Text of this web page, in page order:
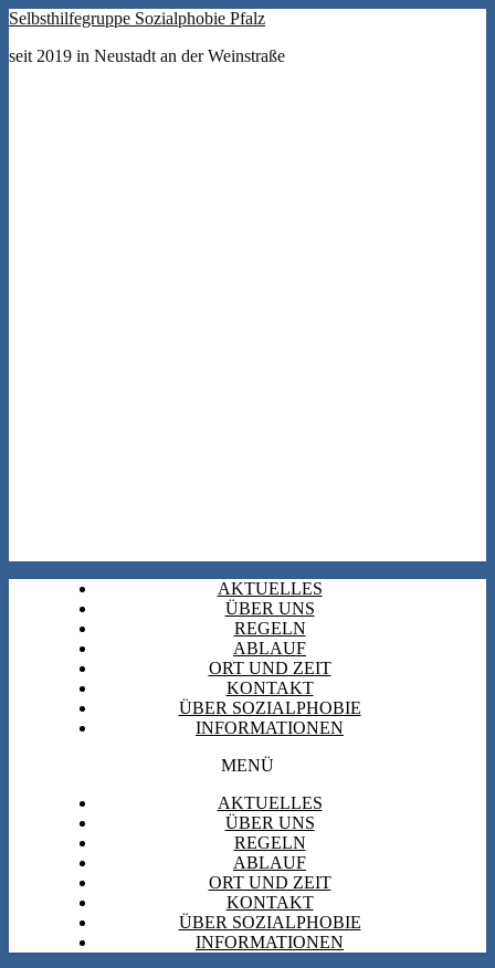
Selbsthilfegruppe Sozialphobie Pfalz
seit 2019 in Neustadt an der Weinstraße
AKTUELLES
ÜBER UNS
REGELN
ABLAUF
ORT UND ZEIT
KONTAKT
ÜBER SOZIALPHOBIE
INFORMATIONEN
MENÜ
AKTUELLES
ÜBER UNS
REGELN
ABLAUF
ORT UND ZEIT
KONTAKT
ÜBER SOZIALPHOBIE
INFORMATIONEN